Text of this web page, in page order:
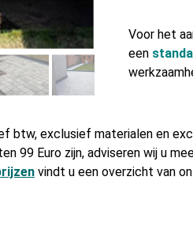
Voor het
een
btw, exclusief materialen en
99 Euro zijn, adviseren wij u
vindt u een overzicht van